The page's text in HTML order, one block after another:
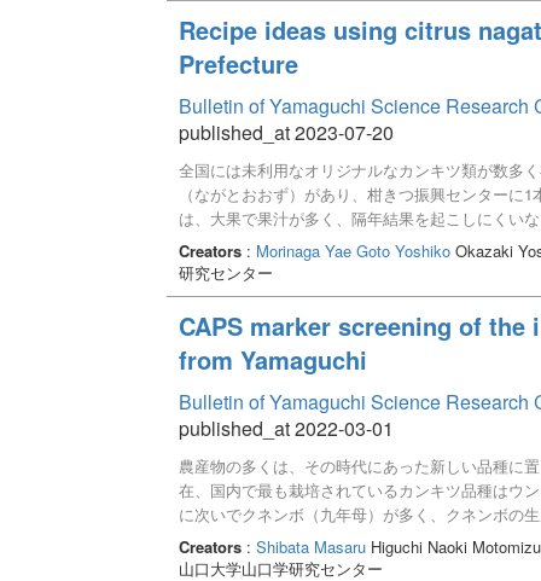
Recipe ideas using citrus
Prefecture
Bulletin of Yamaguchi Science Research
published_at 2023-07-20
全国には未利用なオリジナルなカンキツ類が数多
（ながとおおず）があり、柑きつ振興センター
は、大果で果汁が多く、隔年結果を起こしにくい
未利用カンキツについて、その価値や有用性など
長門大酢の特徴を生かした料理や菓子、調味料の
（9.4%）、糖酸比（1.97）を示した。一般加工
門大酢ポン酢および長門大酢のはちみつ漬けのレ
して、長門大酢ゼリー、長門大酢のレアチーズケ
ーモンのヴァプール クリームソースおよび生搾
とができるレシピである。これらの料理から、長
が分かった。今後、より幅広いライフステージの
育や未利用の農産物の掘り起こしが可能性である
Creators: Morinaga Yae Goto YoshikoOkazaki
研究センター
CAPS marker screening of
from Yamaguchi
Bulletin of Yamaguchi Science Research
published_at 2022-03-01
農産物の多くは、その時代にあった新しい品種に
在、国内で最も栽培されているカンキツ品種はウ
に次いでクネンボ（九年母）が多く、クネンボの
nobilis varkunep)の名前を知る人もほとんどいな
ない。このカンキツは、江戸から明治期の食文化
Creators: Shibata MasaruHiguchi Naoki
山口大学山口学研究センター